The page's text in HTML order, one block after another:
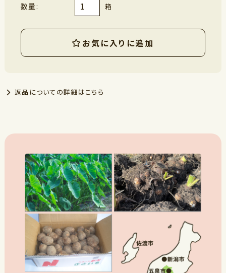
数量: 箱
お気に入りに追加
返品についての詳細はこちら